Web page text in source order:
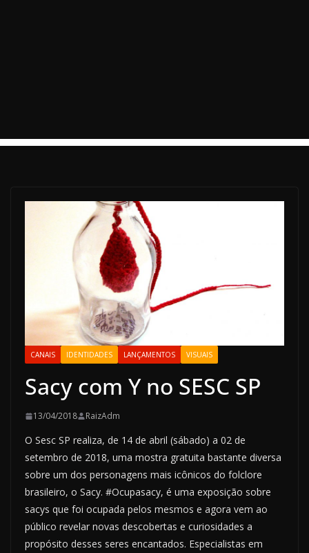
CANAIS IDENTIDADES LANÇAMENTOS VISUAIS
Sacy com Y no SESC SP
13/04/2018 RaizAdm
O Sesc SP realiza, de 14 de abril (sábado) a 02 de
setembro de 2018, uma mostra gratuita bastante diversa
sobre um dos personagens mais icônicos do folclore
brasileiro, o Sacy. #Ocupasacy, é uma exposição sobre
sacys que foi ocupada pelos mesmos e agora vem ao
público revelar novas descobertas e curiosidades a
propósito desses seres encantados. Especialistas em